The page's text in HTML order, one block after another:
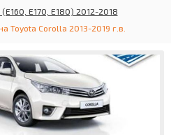
E170, E180) 2012-2018
Toyota Corolla 2013-2019 г.в.